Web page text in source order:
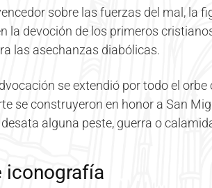
sobre las fuerzas del mal, la
la devoción de los primeros
las asechanzas diabólicas.
se extendió por todo el
se construyeron en honor a San
alguna peste, guerra o
iconografía